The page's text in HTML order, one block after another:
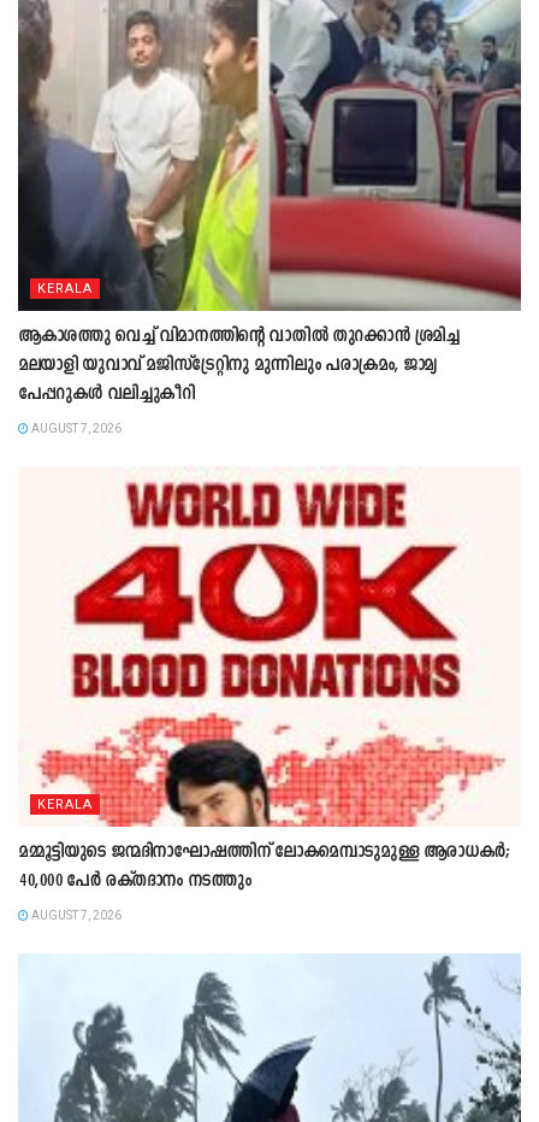
KERALA
ആകാശത്തു വെച്ച് വിമാനത്തിന്റെ വാതില്‍ തുറക്കാന്‍ ശ്രമിച്ച
മലയാളി യുവാവ് മജിസ്ട്രേറ്റിനു മുന്നിലും പരാക്രമം, ജാമ്യ
പേപ്പറുകൾ വലിച്ചുകീറി
AUGUST 7, 2026
KERALA
മമ്മൂട്ടിയുടെ ജന്മദിനാഘോഷത്തിന് ലോകമെമ്പാടുമുള്ള ആരാധകർ;
40,000 പേർ രക്തദാനം നടത്തും
AUGUST 7, 2026